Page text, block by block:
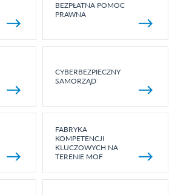
BEZPŁATNA POMOC
PRAWNA
CYBERBEZPIECZNY
SAMORZĄD
FABRYKA
KOMPETENCJI
KLUCZOWYCH NA
TERENIE MOF